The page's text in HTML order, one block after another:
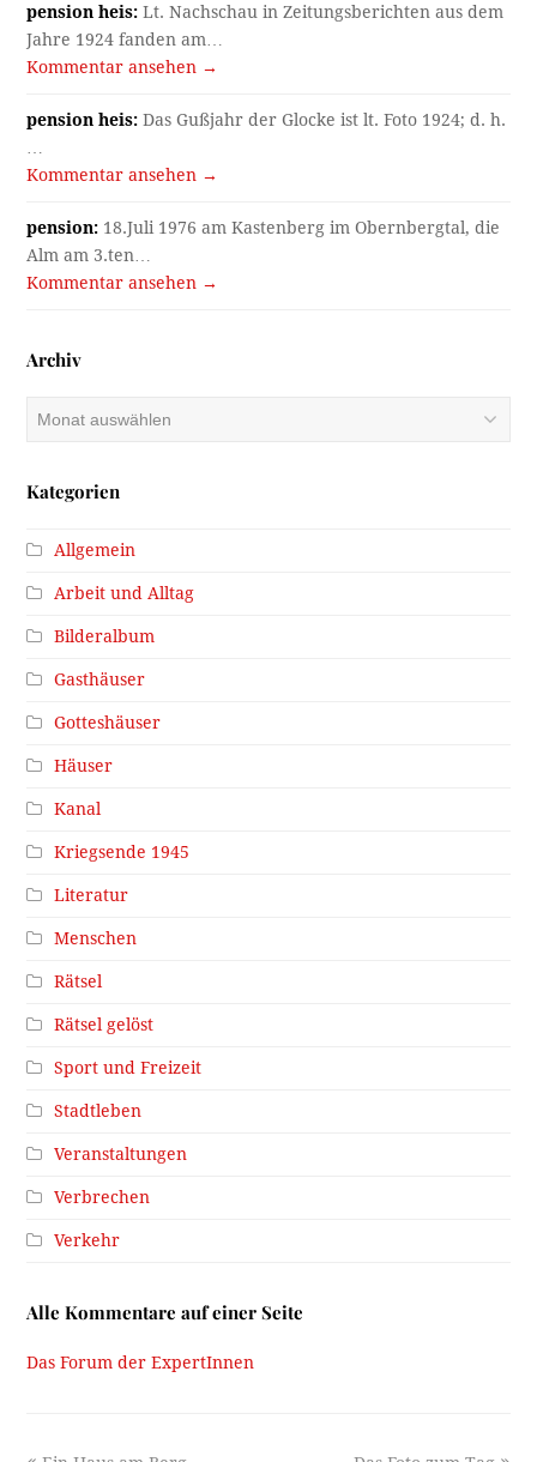
pension heis: Lt. Nachschau in Zeitungsberichten aus dem
Jahre 1924 fanden am…
Kommentar ansehen →
pension heis: Das Gußjahr der Glocke ist lt. Foto 1924; d. h.
Kommentar ansehen →
pension: 18.Juli 1976 am Kastenberg im Obernbergtal, die
Alm am 3.ten…
Kommentar ansehen →
Archiv
Kategorien
Allgemein
Arbeit und Alltag
Bilderalbum
Gasthäuser
Gotteshäuser
Häuser
Kanal
Kriegsende 1945
Literatur
Menschen
Rätsel
Rätsel gelöst
Sport und Freizeit
Stadtleben
Veranstaltungen
Verbrechen
Verkehr
Alle Kommentare auf einer Seite
Das Forum der ExpertInnen